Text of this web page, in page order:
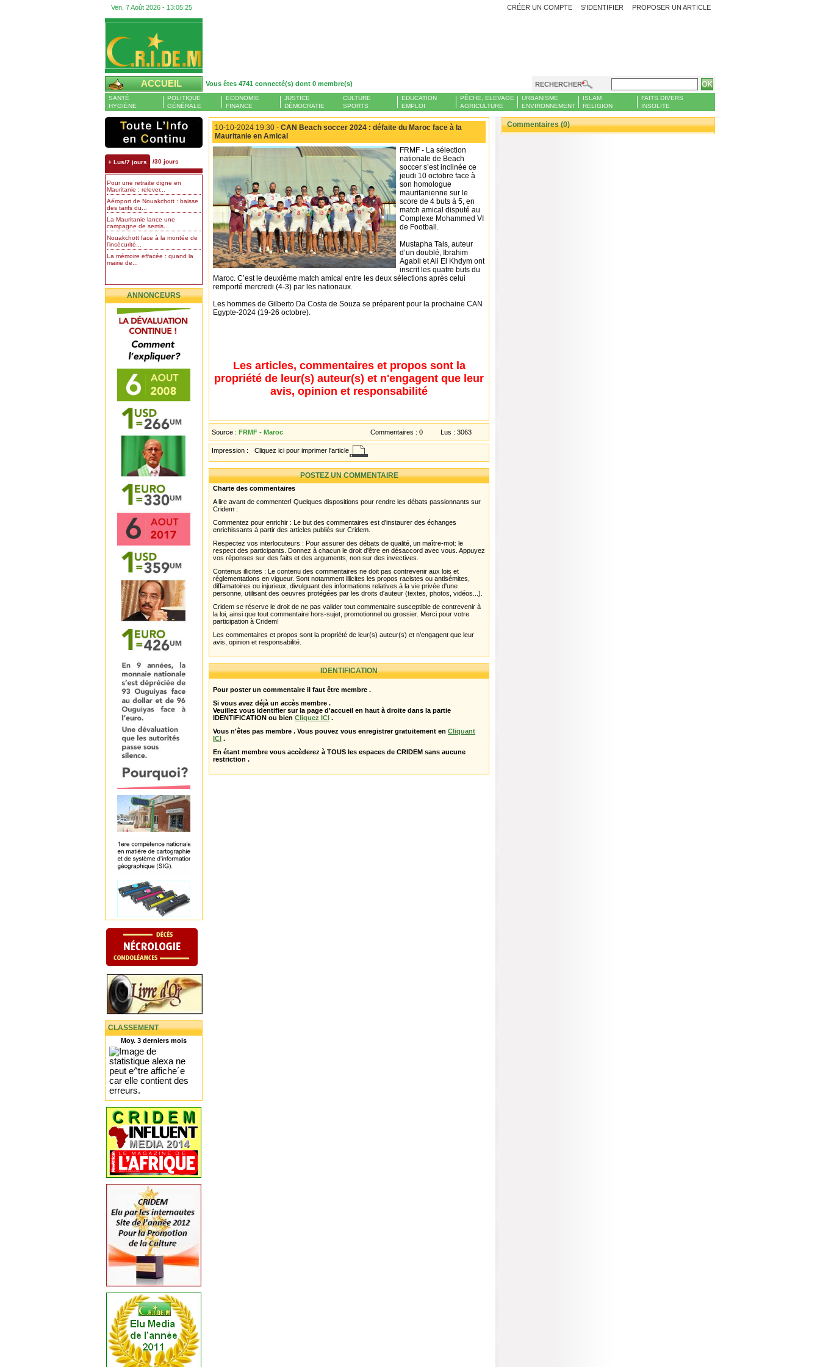
Ven, 7 Août 2026 - 13:05:26 PROPOSER UN ARTICLE
CRÉER UN COMPTE S'IDENTIFIER
ACCUEIL Vous êtes 4741 connecté(s) dont 0 membre(s) RECHERCHER
SANTÉ
HYGIÈNE
POLITIQUE
GÉNÉRALE
ECONOMIE
FINANCE
JUSTICE
DÉMOCRATIE
CULTURE
SPORTS
EDUCATION
EMPLOI
PÊCHE, ELEVAGE
AGRICULTURE
URBANISME
ENVIRONNEMENT
ISLAM
RELIGION
FAITS DIVERS
INSOLITE
+ Lus/7 jours /30 jours
Pour une retraite digne en
Mauritanie : relever...
Aéroport de Nouakchott : baisse
des tarifs du...
La Mauritanie lance une
campagne de semis...
Nouakchott face à la montée de
l’insécurité...
La mémoire effacée : quand la
mairie de...
ANNONCEURS
CLASSEMENT
Moy. 3 derniers mois
10-10-2024 19:30 - CAN Beach soccer 2024 : défaite du Maroc face à la
Mauritanie en Amical
FRMF - La sélection
nationale de Beach
soccer s’est inclinée ce
jeudi 10 octobre face à
son homologue
mauritanienne sur le
score de 4 buts à 5, en
match amical disputé au
Complexe Mohammed VI
de Football.
Mustapha Tais, auteur
d’un doublé, Ibrahim
Agabli et Ali El Khdym ont
inscrit les quatre buts du
Maroc. C’est le deuxième match amical entre les deux sélections après celui
remporté mercredi (4-3) par les nationaux.
Les hommes de Gilberto Da Costa de Souza se préparent pour la prochaine CAN
Egypte-2024 (19-26 octobre).
Les articles, commentaires et propos sont la
propriété de leur(s) auteur(s) et n'engagent que leur
avis, opinion et responsabilité
Source : FRMF - Maroc Commentaires : 0 Lus : 3063
Impression : Cliquez ici pour imprimer l'article
POSTEZ UN COMMENTAIRE
Charte des commentaires
A lire avant de commenter! Quelques dispositions pour rendre les débats passionnants sur
Cridem :
Commentez pour enrichir : Le but des commentaires est d'instaurer des échanges
enrichissants à partir des articles publiés sur Cridem.
Respectez vos interlocuteurs : Pour assurer des débats de qualité, un maître-mot: le
respect des participants. Donnez à chacun le droit d'être en désaccord avec vous. Appuyez
vos réponses sur des faits et des arguments, non sur des invectives.
Contenus illicites : Le contenu des commentaires ne doit pas contrevenir aux lois et
réglementations en vigueur. Sont notamment illicites les propos racistes ou antisémites,
diffamatoires ou injurieux, divulguant des informations relatives à la vie privée d'une
personne, utilisant des oeuvres protégées par les droits d'auteur (textes, photos, vidéos...).
Cridem se réserve le droit de ne pas valider tout commentaire susceptible de contrevenir à
la loi, ainsi que tout commentaire hors-sujet, promotionnel ou grossier. Merci pour votre
participation à Cridem!
Les commentaires et propos sont la propriété de leur(s) auteur(s) et n'engagent que leur
avis, opinion et responsabilité.
IDENTIFICATION
Pour poster un commentaire il faut être membre .
Si vous avez déjà un accès membre .
Veuillez vous identifier sur la page d'accueil en haut à droite dans la partie
IDENTIFICATION ou bien Cliquez ICI .
Vous n'êtes pas membre . Vous pouvez vous enregistrer gratuitement en Cliquant
ICI .
En étant membre vous accèderez à TOUS les espaces de CRIDEM sans aucune
restriction .
Commentaires (0)